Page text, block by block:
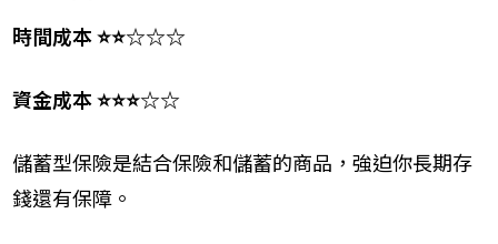
時間成本 ⭐⭐☆☆☆
資金成本 ⭐⭐⭐☆☆
儲蓄型保險是結合保險和儲蓄的商品，強迫你長期存
錢還有保障。